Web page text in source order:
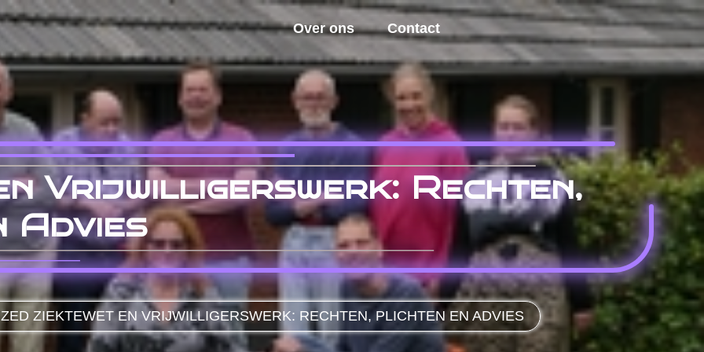
Over ons Contact
Vrijwilligerswerk: Rechten,
Advies
ZIEKTEWET EN VRIJWILLIGERSWERK: RECHTEN, PLICHTEN EN ADVIES